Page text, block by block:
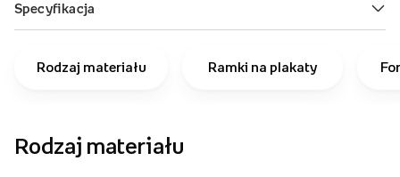
Rodzaj materiału Ramki na plakaty
Rodzaj materiału